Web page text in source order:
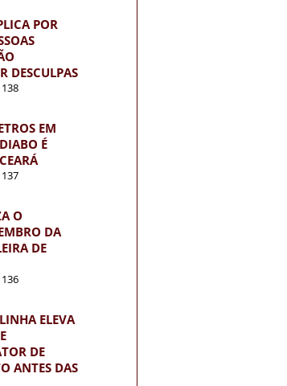
POR
DESCULPAS
EM
É
O
DA
DE
ELEVA
DE
ANTES DAS